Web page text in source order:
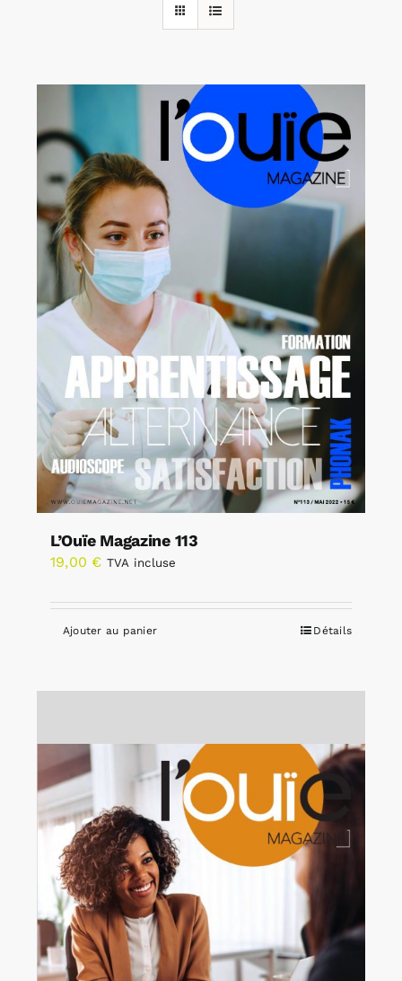
Annonces emploi
L’Ouïe Magazine 113
19,00 € TVA incluse
Ajouter au panier Détails